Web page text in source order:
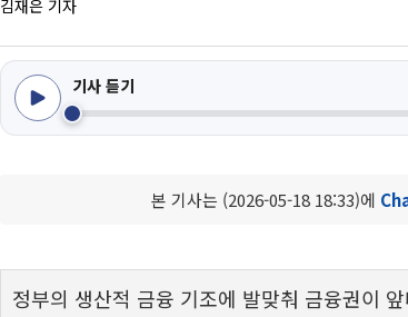
김재은 기자
기사 듣기
본 기사는 (2026-05-18 18:33)에
정부의 생산적 금융 기조에 발맞춰 금융권이